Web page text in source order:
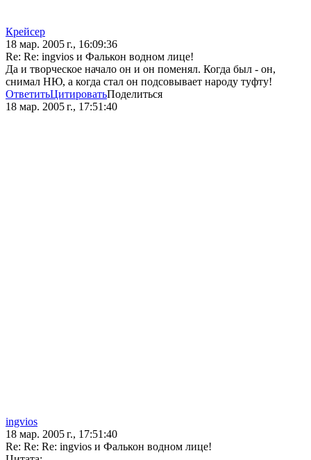
Крейсер
18 мар. 2005 г., 16:09:36
Re: Re: ingvios и Фалькон водном лице!
Да и творческое начало он и он поменял. Когда был - он,
снимал НЮ, а когда стал он подсовывает народу туфту!
ОтветитьЦитироватьПоделиться
18 мар. 2005 г., 17:51:40
ingvios
18 мар. 2005 г., 17:51:40
Re: Re: Re: ingvios и Фалькон водном лице!